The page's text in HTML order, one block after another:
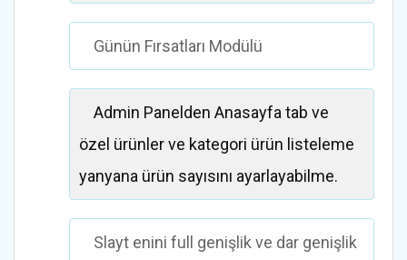
Günün Fırsatları Modülü
Admin Panelden Anasayfa tab ve
özel ürünler ve kategori ürün listeleme
yanyana ürün sayısını ayarlayabilme.
Slayt enini full genişlik ve dar genişlik